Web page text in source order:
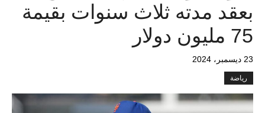
بعقد مدته ثلاث سنوات بقيمة
75 مليون دولار
23 ديسمبر، 2024
رياضة